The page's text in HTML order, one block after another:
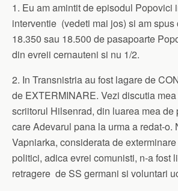
1. Eu am amintit de episodul Popovici
interventie (vedeti mai jos) si am spus
18.350 sau 18.500 de pasapoarte
din evreii cernauteni si nu 1/2.
2. In Transnistria au fost lagare de
de EXTERMINARE. Vezi discutia
scriitorul Hilsenrad, din luarea mea de
care Adevarul pana la urma a redat-o.
Vapniarka, considerata de
politici, adica evrei comunisti, n-a fost
retragere de SS germani si voluntari